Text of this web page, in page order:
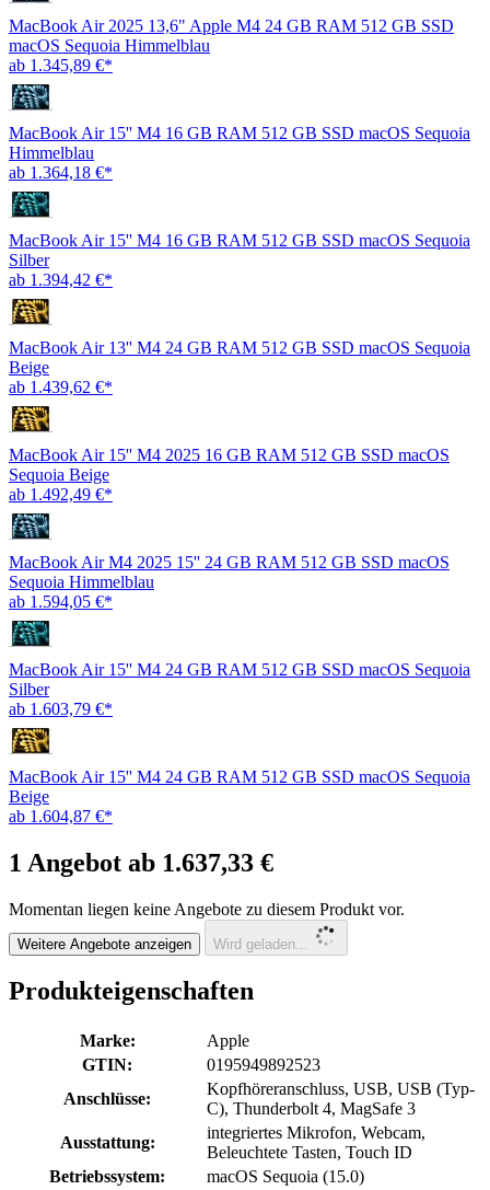
MacBook Air 2025 13,6" Apple M4 24 GB RAM 512 GB SSD
macOS Sequoia Himmelblau
ab 1.345,89 €*
MacBook Air 15'' M4 16 GB RAM 512 GB SSD macOS Sequoia
Himmelblau
ab 1.364,18 €*
MacBook Air 15'' M4 16 GB RAM 512 GB SSD macOS Sequoia
Silber
ab 1.394,42 €*
MacBook Air 13'' M4 24 GB RAM 512 GB SSD macOS Sequoia
Beige
ab 1.439,62 €*
MacBook Air 15'' M4 2025 16 GB RAM 512 GB SSD macOS
Sequoia Beige
ab 1.492,49 €*
MacBook Air M4 2025 15'' 24 GB RAM 512 GB SSD macOS
Sequoia Himmelblau
ab 1.594,05 €*
MacBook Air 15'' M4 24 GB RAM 512 GB SSD macOS Sequoia
Silber
ab 1.603,79 €*
MacBook Air 15'' M4 24 GB RAM 512 GB SSD macOS Sequoia
Beige
ab 1.604,87 €*
1 Angebot ab 1.637,33 €
Momentan liegen keine Angebote zu diesem Produkt vor.
Weitere Angebote anzeigen Wird geladen...
Produkteigenschaften
Marke:
Apple
GTIN:
0195949892523
Anschlüsse:
Kopfhöreranschluss, USB, USB (Typ-
C), Thunderbolt 4, MagSafe 3
Ausstattung:
integriertes Mikrofon, Webcam,
Beleuchtete Tasten, Touch ID
Betriebssystem:
macOS Sequoia (15.0)